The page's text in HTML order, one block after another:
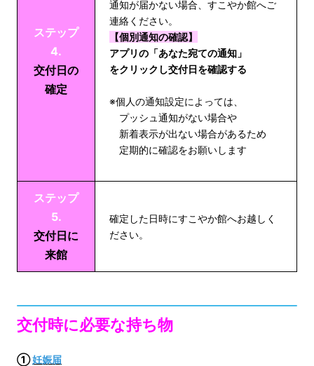
ステップ
4.
交付日の
確定
通知が届かない場合、すこやか館へご
連絡ください。
【個別通知の確認】
アプリの「あなた宛ての通知」
をクリックし交付日を確認する
※個人の通知設定によっては、
プッシュ通知がない場合や
新着表示が出ない場合があるため
定期的に確認をお願いします
ステップ
5.
交付日に
来館
確定した日時にすこやか館へお越しく
ださい。
交付時に必要な持ち物
①妊娠届